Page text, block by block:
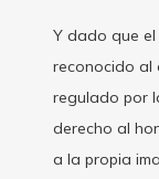
Y dado que
reconocido al
regulado por
derecho al
a la propia